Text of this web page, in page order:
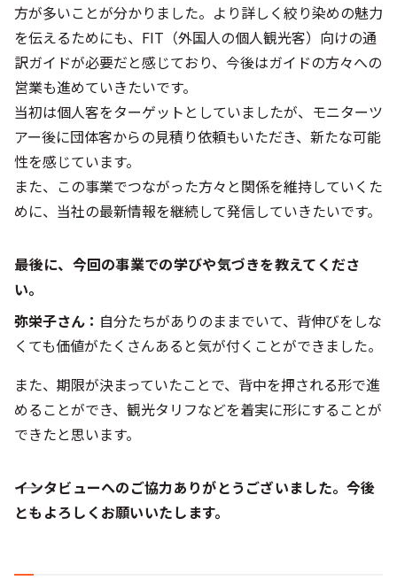
方が多いことが分かりました。より詳しく絞り染めの魅力
を伝えるためにも、FIT（外国人の個人観光客）向けの通
訳ガイドが必要だと感じており、今後はガイドの方々への
営業も進めていきたいです。
当初は個人客をターゲットとしていましたが、モニターツ
アー後に団体客からの見積り依頼もいただき、新たな可能
性を感じています。
また、この事業でつながった方々と関係を維持していくた
めに、当社の最新情報を継続して発信していきたいです。
――最後に、今回の事業での学びや気づきを教えてくださ
い。
弥栄子さん： 自分たちがありのままでいて、背伸びをしな
くても価値がたくさんあると気が付くことができました。
また、期限が決まっていたことで、背中を押される形で進
めることができ、観光タリフなどを着実に形にすることが
できたと思います。
――インタビューへのご協力ありがとうございました。今後
ともよろしくお願いいたします。